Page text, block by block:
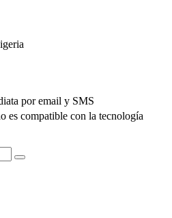
por email y SMS
es compatible con la tecnología